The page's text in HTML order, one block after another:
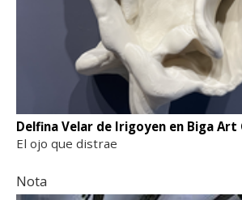
Delfina Velar de Irigoyen en Biga Art
El ojo que distrae
Nota